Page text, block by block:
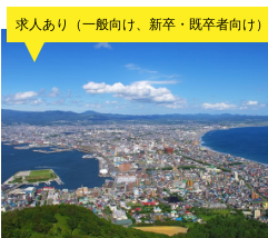
求人あり（一般向け、新卒・既卒者向け）